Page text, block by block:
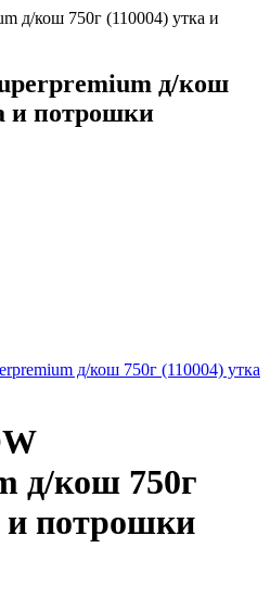
д/кош 750г (110004) утка и
д/кош
и потрошки
д/кош 750г
и потрошки